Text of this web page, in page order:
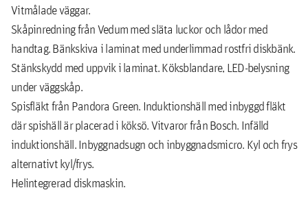
Vitmålade väggar.
Skåpinredning från Vedum med släta luckor och lådor med
handtag. Bänkskiva i laminat med underlimmad rostfri diskbänk.
Stänkskydd med uppvik i laminat. Köksblandare, LED-belysning
under väggskåp.
Spisfläkt från Pandora Green. Induktionshäll med inbyggd fläkt
där spishäll är placerad i köksö. Vitvaror från Bosch. Infälld
induktionshäll. Inbyggnadsugn och inbyggnadsmicro. Kyl och frys
alternativt kyl/frys.
Helintegrerad diskmaskin.